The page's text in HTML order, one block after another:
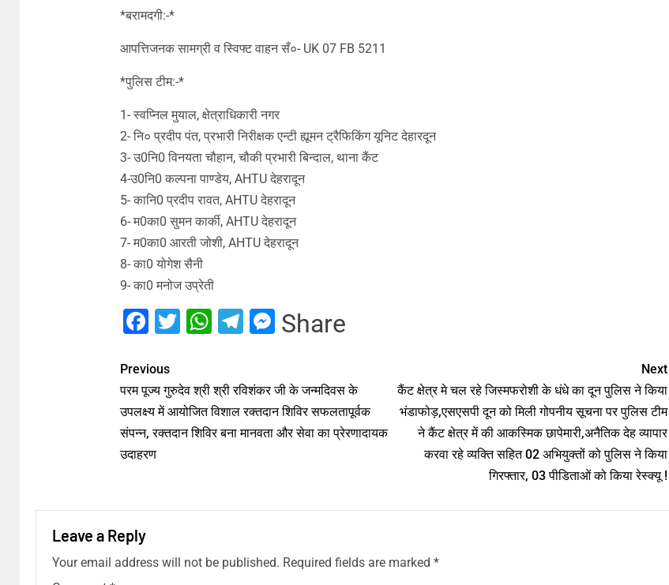
*बरामदगी:-*
आपत्तिजनक सामग्री व स्विफ्ट वाहन सँ०- UK 07 FB 5211
*पुलिस टीम:-*
1- स्वप्निल मुयाल, क्षेत्राधिकारी नगर
2- नि० प्रदीप पंत, प्रभारी निरीक्षक एन्टी ह्यूमन ट्रैफिकिंग यूनिट देहारदून
3- उ0नि0 विनयता चौहान, चौकी प्रभारी बिन्दाल, थाना कैंट
4-उ0नि0 कल्पना पाण्डेय, AHTU देहरादून
5- कानि0 प्रदीप रावत, AHTU देहरादून
6- म0का0 सुमन कार्की, AHTU देहरादून
7- म0का0 आरती जोशी, AHTU देहरादून
8- का0 योगेश सैनी
9- का0 मनोज उप्रेती
Facebook
Twitter
WhatsApp
Telegram
Messenger
Share
Previous
परम पूज्य गुरुदेव श्री श्री रविशंकर जी के जन्मदिवस के
उपलक्ष्य में आयोजित विशाल रक्तदान शिविर सफलतापूर्वक
संपन्न, रक्तदान शिविर बना मानवता और सेवा का प्रेरणादायक
उदाहरण
Next
कैंट क्षेत्र मे चल रहे जिस्मफरोशी के धंधे का दून पुलिस ने किया
भंडाफोड़,एसएसपी दून को मिली गोपनीय सूचना पर पुलिस टीम
ने कैंट क्षेत्र में की आकस्मिक छापेमारी,अनैतिक देह व्यापार
करवा रहे व्यक्ति सहित 02 अभियुक्तों को पुलिस ने किया
गिरफ्तार, 03 पीडिताओं को किया रेस्क्यू !
Leave a Reply
Your email address will not be published. Required fields are marked *